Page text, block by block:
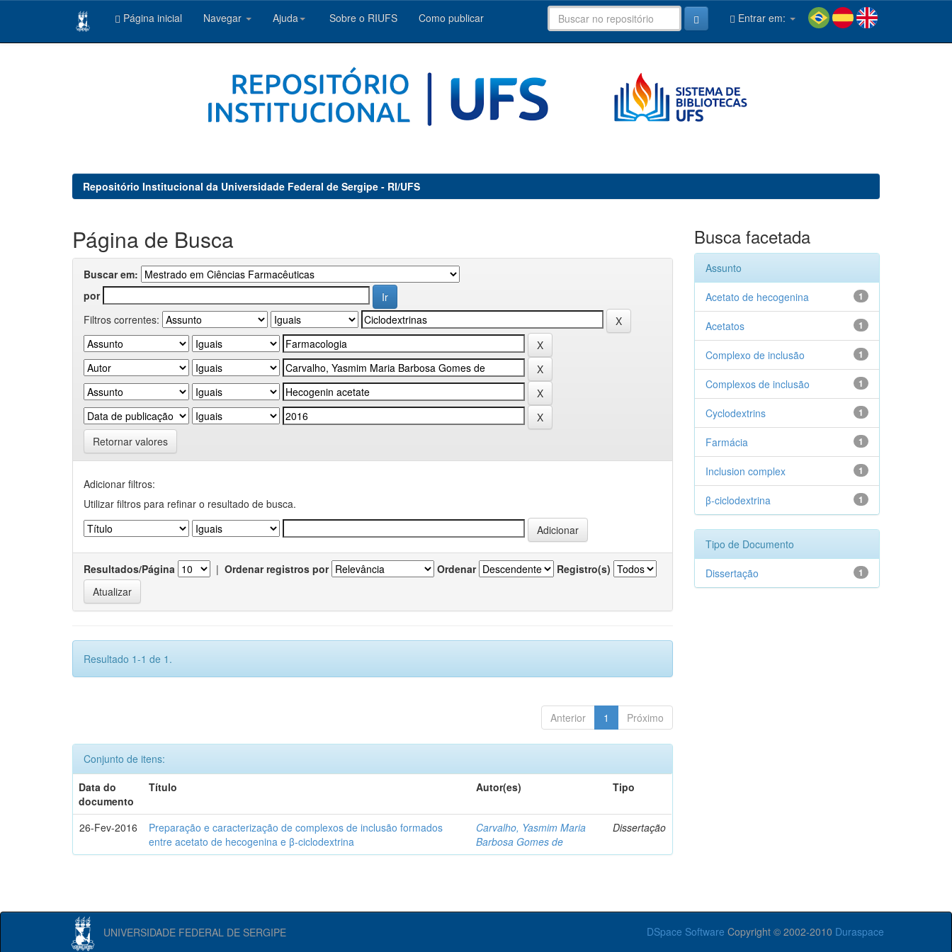
Página inicial Navegar Ajuda Sobre o RIUFS Como publicar Entrar em:
Repositório Institucional da Universidade Federal de Sergipe - RI/UFS
Página de Busca
Buscar em:
por
Filtros correntes:
Retornar valores
Adicionar filtros:
Utilizar filtros para refinar o resultado de busca.
Resultados/Página | Ordenar registros por Ordenar Registro(s)
Resultado 1-1 de 1.
Anterior 1 Próximo
Conjunto de itens:
Data do
documento
Título Autor(es) Tipo
26-Fev-2016
Preparação e caracterização de complexos de inclusão formados
entre acetato de hecogenina e β-ciclodextrina
Carvalho, Yasmim Maria
Barbosa Gomes de
Dissertação
Busca facetada
Assunto
1
Acetato de hecogenina
1
Acetatos
1
Complexo de inclusão
1
Complexos de inclusão
1
Cyclodextrins
1
Farmácia
1
Inclusion complex
1
β-ciclodextrina
Tipo de Documento
1
Dissertação
UNIVERSIDADE FEDERAL DE SERGIPE DSpace Software Copyright © 2002-2010 Duraspace